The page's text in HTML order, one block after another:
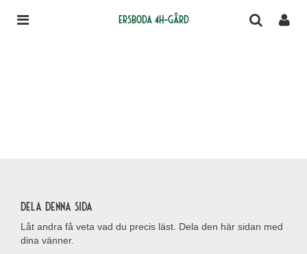
Ersboda 4H-gård
Dela denna sida
Låt andra få veta vad du precis läst. Dela den här sidan med
dina vänner.